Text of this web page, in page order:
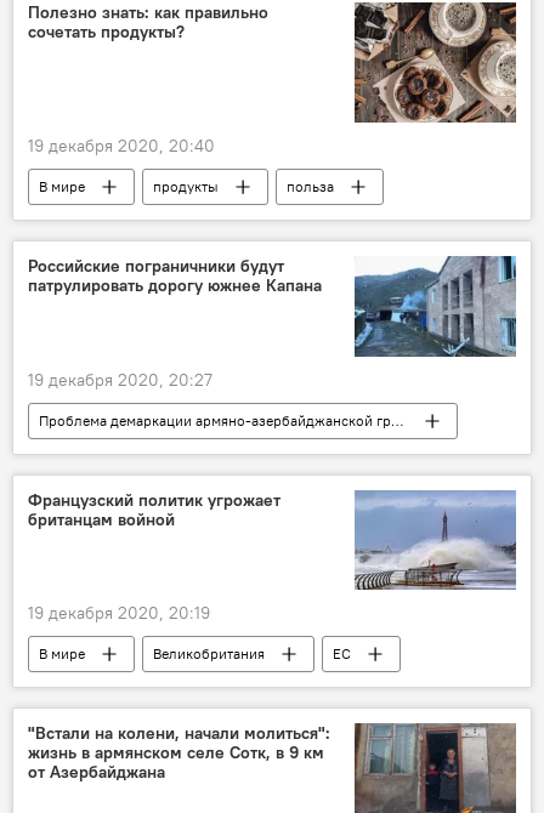
Полезно знать: как правильно
сочетать продукты?
19 декабря 2020, 20:40
В мире продукты польза
Российские пограничники будут
патрулировать дорогу южнее Капана
19 декабря 2020, 20:27
Проблема демаркации армяно-азербайджанской границы
Политика
Армения
Общество
Капан
Новости Армения
безопасность
Французский политик угрожает
британцам войной
19 декабря 2020, 20:19
В мире Великобритания
ЕС
флот
Франция
"Встали на колени, начали молиться":
жизнь в армянском селе Сотк, в 9 км
от Азербайджана